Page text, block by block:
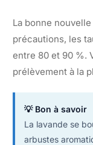
La bonne
précautions, les
entre 80 et 90 %.
prélèvement à la
💡 Bon à savoir
La lavande se
arbustes